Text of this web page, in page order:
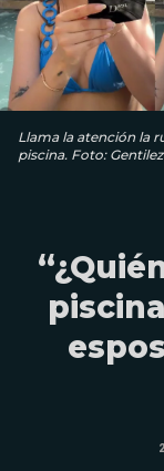
Llama la atención la
piscina. Foto: